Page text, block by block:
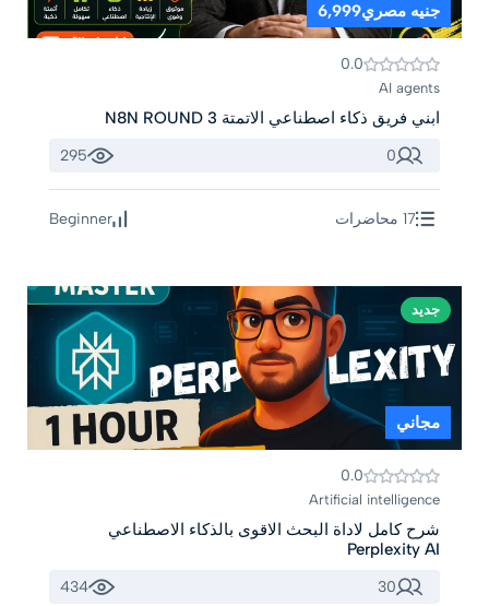
جنيه مصري6,999
0.0
AI agents
ابني فريق ذكاء اصطناعي الاتمتة N8N ROUND 3
0
295
17 محاضرات Beginner
جديد
مجاني
0.0
Artificial intelligence
شرح كامل لاداة البحث الاقوى بالذكاء الاصطناعي
Perplexity AI
30
434